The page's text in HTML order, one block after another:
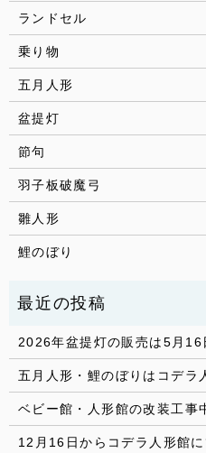
ランドセル
乗り物
五月人形
盆提灯
節句
羽子板破魔弓
雛人形
鯉のぼり
2026年盆提灯の販売は5月16
五月人形・鯉のぼりはコデラ
ベビー館・人形館の改装工事
12月16日からコデラ人形館